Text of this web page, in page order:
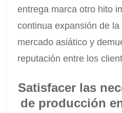
entrega marca otro hito
continua expansión de
mercado asiático y
reputación entre los
Satisfacer las
de producción